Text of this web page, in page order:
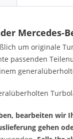
Mercedes-
um originale
passenden
bearbeiten wir
gehen